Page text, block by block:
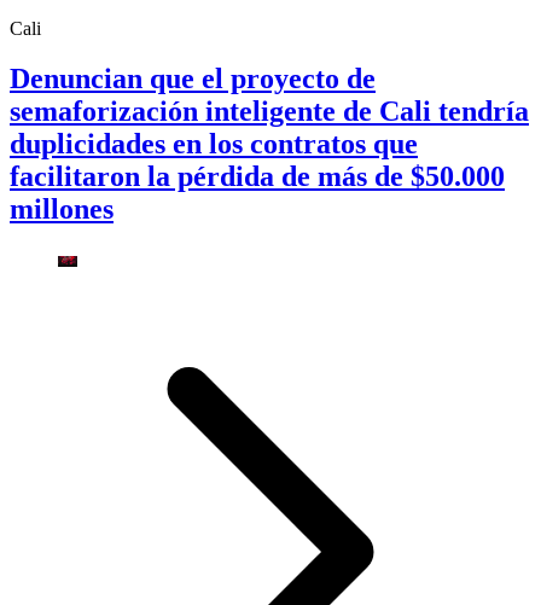
Cali
Denuncian que el proyecto de
semaforización inteligente de Cali tendría
duplicidades en los contratos que
facilitaron la pérdida de más de $50.000
millones